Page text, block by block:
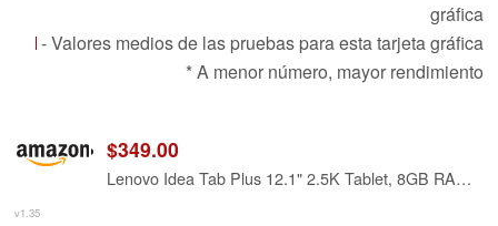
gráfica
- Valores medios de las pruebas para esta tarjeta gráfica
* A menor número, mayor rendimiento
$349.00
Lenovo Idea Tab Plus 12.1" 2.5K Tablet, 8GB RAM, 128GB Storage, Android 15
v1.35